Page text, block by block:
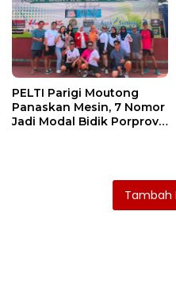
PELTI Parigi Moutong
Panaskan Mesin, 7 Nomor
Jadi Modal Bidik Porprov
Tambah